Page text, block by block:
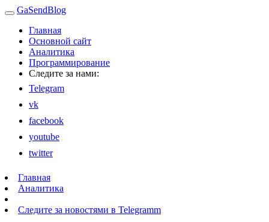
GaSendBlog
Главная
Основной сайт
Аналитика
Программирование
Следите за нами:
Telegram
vk
facebook
youtube
twitter
Главная
Аналитика
Следите за новостями в Telegramm